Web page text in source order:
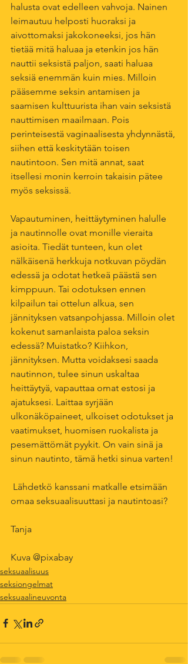
halusta ovat edelleen vahvoja. Nainen
leimautuu helposti huoraksi ja
aivottomaksi jakokoneeksi, jos hän
tietää mitä haluaa ja etenkin jos hän
nauttii seksistä paljon, saati haluaa
seksiä enemmän kuin mies. Milloin
pääsemme seksin antamisen ja
saamisen kulttuurista ihan vain seksistä
nauttimisen maailmaan. Pois
perinteisestä vaginaalisesta yhdynnästä,
siihen että keskitytään toisen
nautintoon. Sen mitä annat, saat
itsellesi monin kerroin takaisin pätee
myös seksissä.
Vapautuminen, heittäytyminen halulle
ja nautinnolle ovat monille vieraita
asioita. Tiedät tunteen, kun olet
nälkäisenä herkkuja notkuvan pöydän
edessä ja odotat hetkeä päästä sen
kimppuun. Tai odotuksen ennen
kilpailun tai ottelun alkua, sen
jännityksen vatsanpohjassa. Milloin olet
kokenut samanlaista paloa seksin
edessä? Muistatko? Kiihkon,
jännityksen. Mutta voidaksesi saada
nautinnon, tulee sinun uskaltaa
heittäytyä, vapauttaa omat estosi ja
ajatuksesi. Laittaa syrjään
ulkonäköpaineet, ulkoiset odotukset ja
vaatimukset, huomisen ruokalista ja
pesemättömät pyykit. On vain sinä ja
sinun nautinto, tämä hetki sinua varten!
omaa seksuaalisuuttasi ja nautintoasi?
Tanja
Kuva @pixabay
seksuaalisuus
seksiongelmat
seksuaalineuvonta